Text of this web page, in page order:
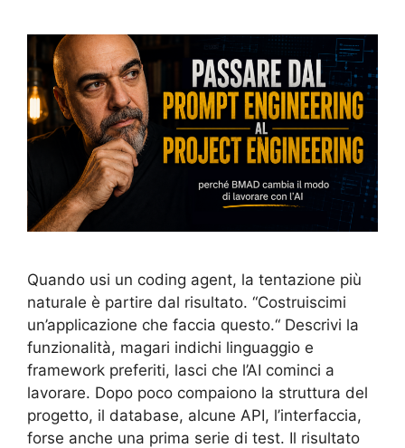
Quando usi un coding agent, la tentazione più
naturale è partire dal risultato. “Costruiscimi
un’applicazione che faccia questo.“ Descrivi la
funzionalità, magari indichi linguaggio e
framework preferiti, lasci che l’AI cominci a
lavorare. Dopo poco compaiono la struttura del
progetto, il database, alcune API, l’interfaccia,
forse anche una prima serie di test. Il risultato